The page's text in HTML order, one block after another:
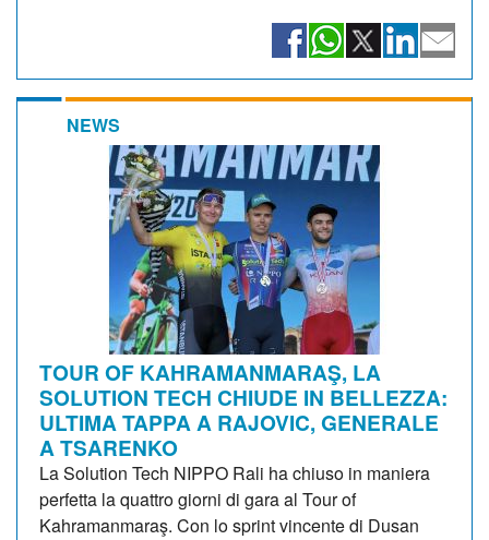
NEWS
TOUR OF KAHRAMANMARAŞ, LA
SOLUTION TECH CHIUDE IN BELLEZZA:
ULTIMA TAPPA A RAJOVIC, GENERALE
A TSARENKO
La Solution Tech NIPPO Rali ha chiuso in maniera
perfetta la quattro giorni di gara al Tour of
Kahramanmaraş. Con lo sprint vincente di Dusan